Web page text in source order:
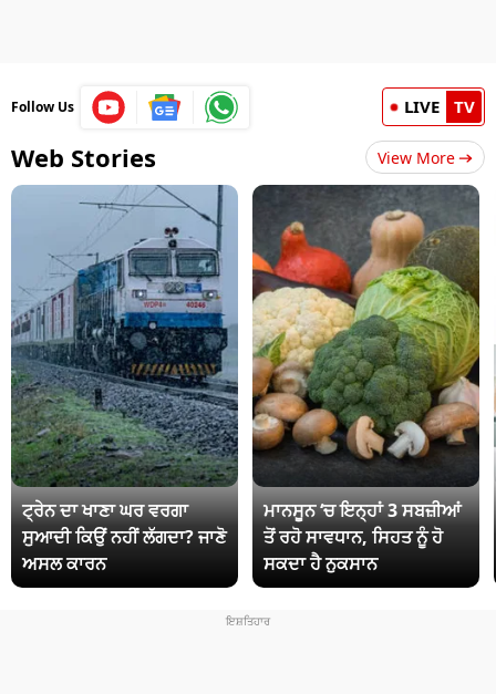
Follow Us LIVE TV
Web Stories View More
ਟ੍ਰੇਨ ਦਾ ਖਾਣਾ ਘਰ ਵਰਗਾ
ਸੁਆਦੀ ਕਿਉਂ ਨਹੀਂ ਲੱਗਦਾ? ਜਾਣੋ
ਅਸਲ ਕਾਰਨ
ਮਾਨਸੂਨ ‘ਚ ਇਨ੍ਹਾਂ 3 ਸਬਜ਼ੀਆਂ
ਤੋਂ ਰਹੋ ਸਾਵਧਾਨ, ਸਿਹਤ ਨੂੰ ਹੋ
ਸਕਦਾ ਹੈ ਨੁਕਸਾਨ